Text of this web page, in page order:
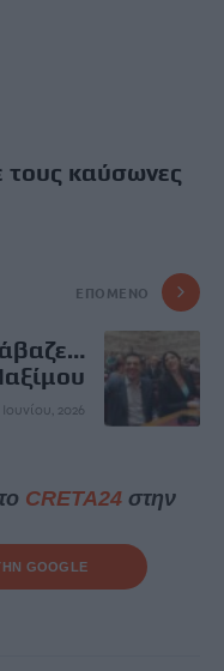
τους καύσωνες
ΕΠΌΜΕΝΟ
Ιουνίου, 2026
CRETA24στην
GOOGLE